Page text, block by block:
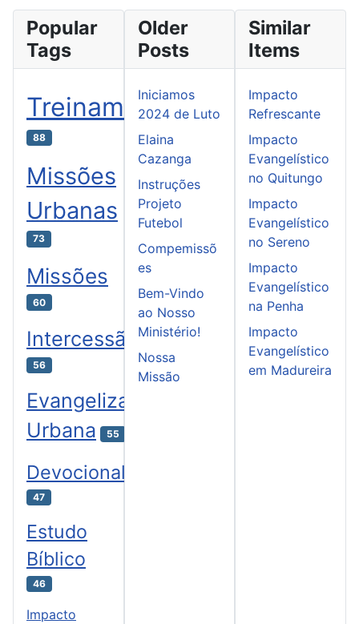
Popular
Tags
Treinamento
88
Missões
Urbanas
73
Missões
60
Intercessão
56
Evangelização
Urbana
55
Devocional
47
Estudo
Bíblico
46
Impacto
Older
Posts
Iniciamos
2024 de Luto
Elaina
Cazanga
Instruções
Projeto
Futebol
Compemissõ
es
Bem-Vindo
ao Nosso
Ministério!
Nossa
Missão
Similar
Items
Impacto
Refrescante
Impacto
Evangelístico
no Quitungo
Impacto
Evangelístico
no Sereno
Impacto
Evangelístico
na Penha
Impacto
Evangelístico
em Madureira